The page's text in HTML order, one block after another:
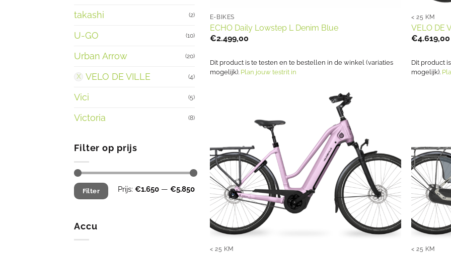
takashi (2)
U-GO (10)
Urban Arrow (20)
VELO DE VILLE (4)
Vici (5)
Victoria (8)
Filter op prijs
Min.
prijs
Max.
prijsFilter Prijs: €1.650 — €5.850
Accu
E-BIKES
ECHO Daily Lowstep L Denim Blue
€2.499,00
Dit product is te testen en te bestellen in de winkel (variaties
mogelijk). Plan jouw testrit in
< 25 KM
VELO DE
€4.619,00
Dit product
mogelijk).
< 25 KM < 25 KM